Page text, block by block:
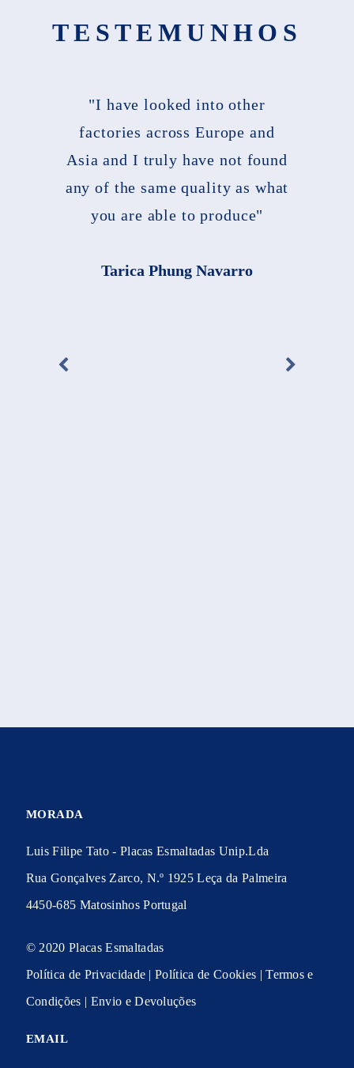
TESTEMUNHOS
"I have looked into other
factories across Europe and
Asia and I truly have not found
any of the same quality as what
you are able to produce"
Tarica Phung Navarro
MORADA
Luis Filipe Tato - Placas Esmaltadas Unip.Lda
Rua Gonçalves Zarco, N.º 1925 Leça da Palmeira
4450-685 Matosinhos Portugal
© 2020 Placas Esmaltadas
Política de Privacidade |Política de Cookies |Termos e
Condições | Envio e Devoluções
EMAIL